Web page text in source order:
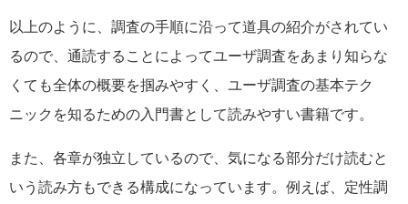
以上のように、調査の手順に沿って道具の紹介がされてい
るので、通読することによってユーザ調査をあまり知らな
くても全体の概要を掴みやすく、ユーザ調査の基本テク
ニックを知るための入門書として読みやすい書籍です。
また、各章が独立しているので、気になる部分だけ読むと
いう読み方もできる構成になっています。例えば、定性調